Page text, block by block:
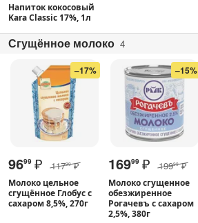
Напиток кокосовый
Kara Classic 17%, 1л
Сгущённое молоко 4
–17%
9699 ₽ 11799 ₽
Молоко цельное
сгущённое Глобус с
сахаром 8,5%, 270г
–15%
16999 ₽ 19999 ₽
Молоко сгущенное
обезжиренное
Рогачевъ с сахаром
2,5%, 380г